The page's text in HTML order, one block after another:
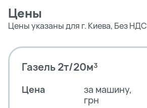
Цены
Цены указаны для г. Киева, Без НДС
Газель 2т/20м³
Цена
за машину,
грн